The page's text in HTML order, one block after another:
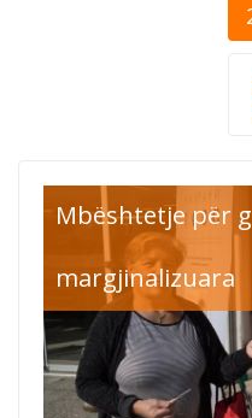
Feed
Mbështetje për
margjinalizuara